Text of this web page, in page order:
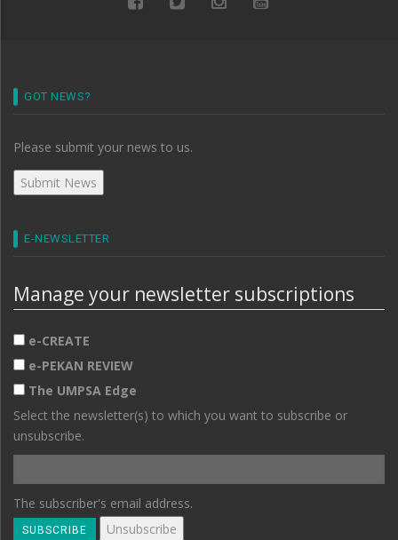
GOT NEWS?
Please submit your news to us.
E-NEWSLETTER
Manage your newsletter subscriptions
e-CREATE
e-PEKAN REVIEW
The UMPSA Edge
Select the newsletter(s) to which you want to subscribe or
unsubscribe.
The subscriber's email address.